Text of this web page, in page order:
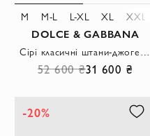
M M-L L-XL XL XXL
DOLCE & GABBANA
Сірі класичні штани-джогери прямого крою
52 600 ₴31 600 ₴
-20%